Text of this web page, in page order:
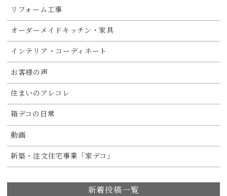
リフォーム工事
オーダーメイドキッチン・家具
インテリア・コーディネート
お客様の声
住まいのアレコレ
箱デコの日常
動画
新築・注文住宅事業「家デコ」
新着投稿一覧